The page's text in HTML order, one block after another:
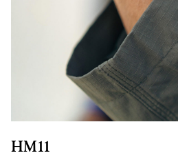
HM11